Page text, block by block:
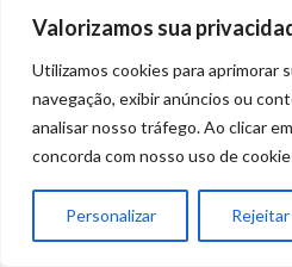
Valorizamos sua
Utilizamos cookies para aprimorar
navegação, exibir anúncios ou
analisar nosso tráfego. Ao clicar
concorda com nosso uso de
Personalizar Rejeitar